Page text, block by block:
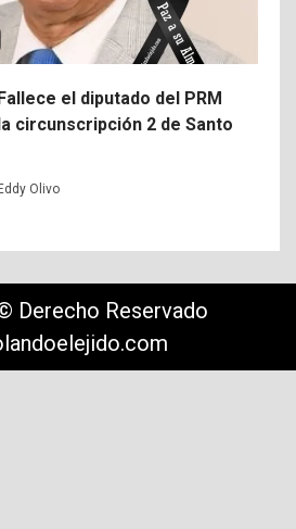
el diputado del PRM
circunscripción 2 de Santo
Eddy Olivo
Derecho Reservado